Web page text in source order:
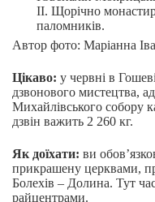
ІІ. Щорічно
паломників.
Автор фото: Маріанна
Цікаво: у червні в
дзвонового мистецтва,
Михайлівського собору
дзвін важить 2 260 кг.
Як доїхати: ви
прикрашену церквами,
Болехів – Долина. Тут
райцентрами.